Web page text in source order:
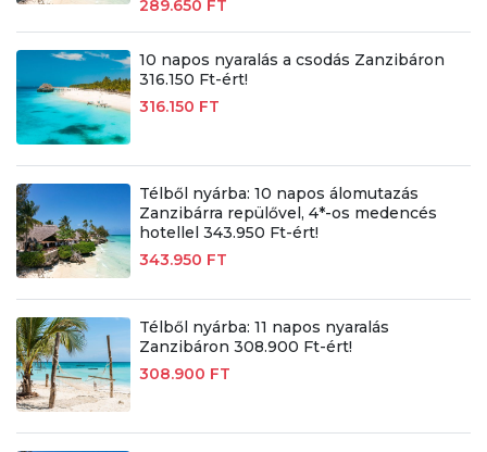
289.650 FT
10 napos nyaralás a csodás Zanzibáron
316.150 Ft-ért!
316.150 FT
Télből nyárba: 10 napos álomutazás
Zanzibárra repülővel, 4*-os medencés
hotellel 343.950 Ft-ért!
343.950 FT
Télből nyárba: 11 napos nyaralás
Zanzibáron 308.900 Ft-ért!
308.900 FT